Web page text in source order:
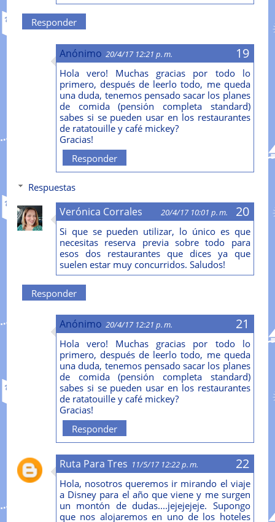
Responder
Anónimo 20/4/17 12:21 p. m.
Hola vero! Muchas gracias por todo lo
primero, después de leerlo todo, me queda
una duda, tenemos pensado sacar los planes
de comida (pensión completa standard)
sabes si se pueden usar en los restaurantes
de ratatouille y café mickey?
Gracias!
Responder
Respuestas
Verónica Corrales 20/4/17 10:01 p. m.
Si que se pueden utilizar, lo único es que
necesitas reserva previa sobre todo para
esos dos restaurantes que dices ya que
suelen estar muy concurridos. Saludos!
Responder
Anónimo 20/4/17 12:21 p. m.
Hola vero! Muchas gracias por todo lo
primero, después de leerlo todo, me queda
una duda, tenemos pensado sacar los planes
de comida (pensión completa standard)
sabes si se pueden usar en los restaurantes
de ratatouille y café mickey?
Gracias!
Responder
Ruta Para Tres 11/5/17 12:22 p. m.
Hola, nosotros queremos ir mirando el viaje
a Disney para el año que viene y me surgen
un montón de dudas....jejejejeje. Supongo
que nos alojaremos en uno de los hoteles